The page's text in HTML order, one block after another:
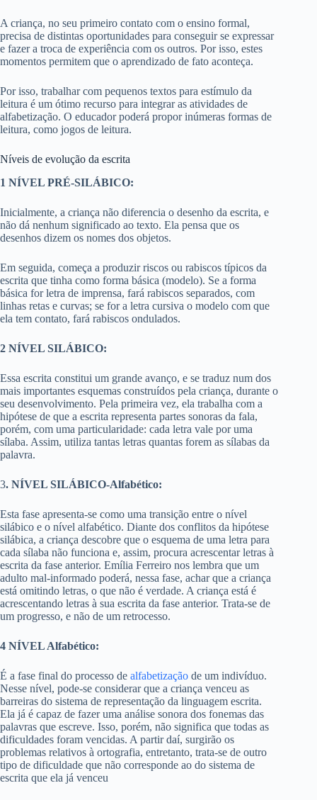
A criança, no seu primeiro contato com o ensino formal,
precisa de distintas oportunidades para conseguir se expressar
e fazer a troca de experiência com os outros. Por isso, estes
momentos permitem que o aprendizado de fato aconteça.
Por isso, trabalhar com pequenos textos para estímulo da
leitura é um ótimo recurso para integrar as atividades de
alfabetização. O educador poderá propor inúmeras formas de
leitura, como jogos de leitura.
Níveis de evolução da escrita
1 NÍVEL PRÉ-SILÁBICO:
Inicialmente, a criança não diferencia o desenho da escrita, e
não dá nenhum significado ao texto. Ela pensa que os
desenhos dizem os nomes dos objetos.
Em seguida, começa a produzir riscos ou rabiscos típicos da
escrita que tinha como forma básica (modelo). Se a forma
básica for letra de imprensa, fará rabiscos separados, com
linhas retas e curvas; se for a letra cursiva o modelo com que
ela tem contato, fará rabiscos ondulados.
2 NÍVEL SILÁBICO:
Essa escrita constitui um grande avanço, e se traduz num dos
mais importantes esquemas construídos pela criança, durante o
seu desenvolvimento. Pela primeira vez, ela trabalha com a
hipótese de que a escrita representa partes sonoras da fala,
porém, com uma particularidade: cada letra vale por uma
sílaba. Assim, utiliza tantas letras quantas forem as sílabas da
palavra.
3. NÍVEL SILÁBICO-Alfabético:
Esta fase apresenta-se como uma transição entre o nível
silábico e o nível alfabético. Diante dos conflitos da hipótese
silábica, a criança descobre que o esquema de uma letra para
cada sílaba não funciona e, assim, procura acrescentar letras à
escrita da fase anterior. Emília Ferreiro nos lembra que um
adulto mal-informado poderá, nessa fase, achar que a criança
está omitindo letras, o que não é verdade. A criança está é
acrescentando letras à sua escrita da fase anterior. Trata-se de
um progresso, e não de um retrocesso.
4 NÍVEL Alfabético:
É a fase final do processo de alfabetização de um indivíduo.
Nesse nível, pode-se considerar que a criança venceu as
barreiras do sistema de representação da linguagem escrita.
Ela já é capaz de fazer uma análise sonora dos fonemas das
palavras que escreve. Isso, porém, não significa que todas as
dificuldades foram vencidas. A partir daí, surgirão os
problemas relativos à ortografia, entretanto, trata-se de outro
tipo de dificuldade que não corresponde ao do sistema de
escrita que ela já venceu